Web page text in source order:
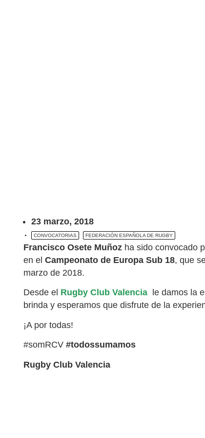
23 marzo, 2018
CONVOCATORIAS FEDERACIÓN ESPAÑOLA DE RUGBY
Francisco Osete Muñoz ha sido convocado
en el Campeonato de Europa Sub 18, que
marzo de 2018.
Desde el Rugby Club Valencia
le damos la
brinda y esperamos que disfrute de la
¡A por todas!
#somRCV #todossumamos
Rugby Club Valencia